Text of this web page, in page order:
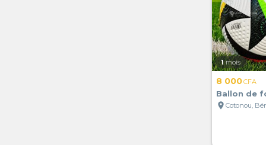
1 mois
8 000CFA
Ballon de
location_on Cotonou,